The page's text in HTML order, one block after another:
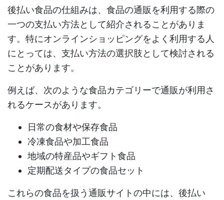
後払い食品の仕組みは、食品の通販を利用する際の
一つの支払い方法として紹介されることがありま
す。特にオンラインショッピングをよく利用する人
にとっては、支払い方法の選択肢として検討される
ことがあります。
例えば、次のような食品カテゴリーで通販が利用さ
れるケースがあります。
日常の食材や保存食品
冷凍食品や加工食品
地域の特産品やギフト食品
定期配送タイプの食品セット
これらの食品を扱う通販サイトの中には、 後払い